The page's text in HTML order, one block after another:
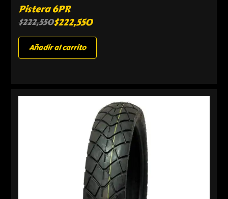
Pistera 6PR
$222,550$222,550
Añadir al carrito